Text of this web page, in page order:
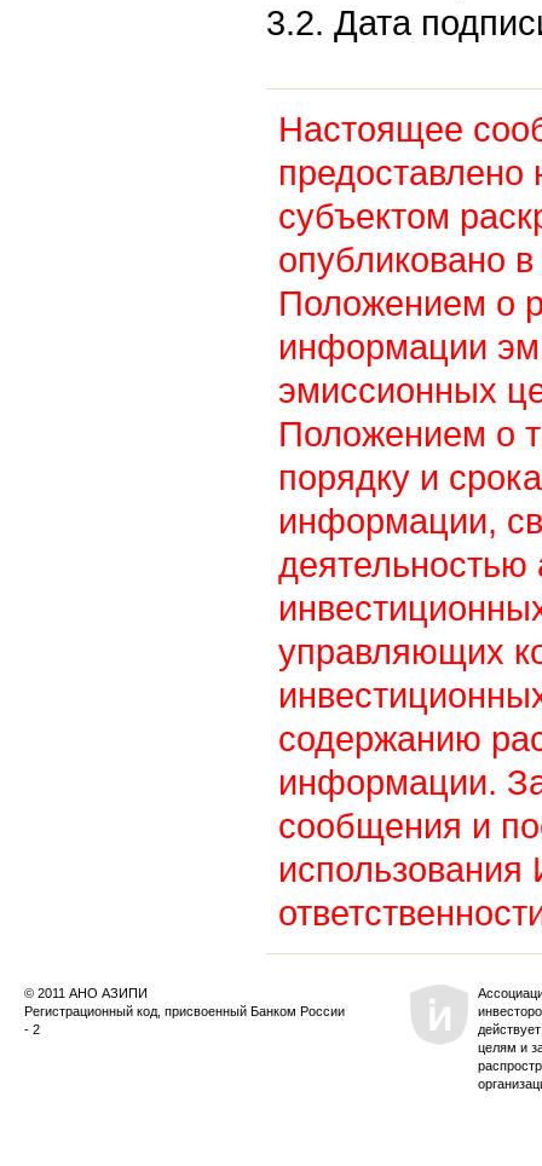
3.2. Дата
Настоящее
предоставлено
субъектом
опубликовано в
Положением о
информации
эмиссионных
Положением о
порядку и
информации,
управляющих
содержанию
информации.
сообщения и
© 2011 АНО АЗИПИ
Регистрационный код, присвоенный Банком России
- 2
целям и